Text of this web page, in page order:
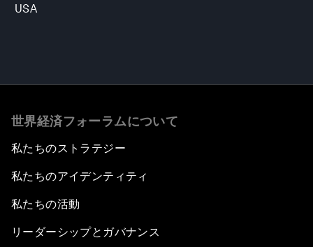
USA
世界経済フォーラムについて
私たちのストラテジー
私たちのアイデンティティ
私たちの活動
リーダーシップとガバナンス